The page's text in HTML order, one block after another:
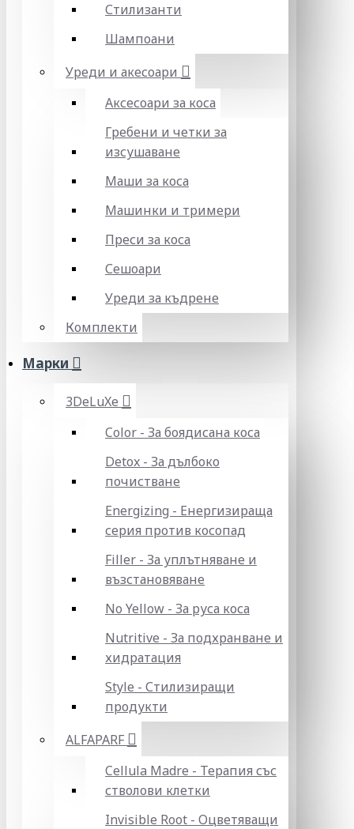
Стилизанти
Шампоани
Уреди и акесоари
Аксесоари за коса
Гребени и четки за
изсушаване
Маши за коса
Машинки и тримери
Преси за коса
Сешоари
Уреди за къдрене
Комплекти
Марки
3DeLuXe
Color - За боядисана коса
Detox - За дълбоко
почистване
Energizing - Енергизираща
серия против косопад
Filler - За уплътняване и
възстановяване
No Yellow - За руса коса
Nutritive - За подхранване и
хидратация
Style - Стилизиращи
продукти
ALFAPARF
Cellula Madre - Терапия със
стволови клетки
Invisible Root - Оцветяващи